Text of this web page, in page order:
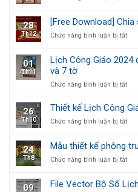
Mới
–
gắn
Tết
&
In
2024
28
Th12
[Free Download]
Chức năng bình luận bị tắtở
file
Lộc
01
Th11
Lịch Công Giáo
và 7 tờ
Chức năng bình luận bị tắtở
2024
treo
tờ,
26
Th10
Thiết kế Lịch Công
Chức năng bình luận bị tắtở
Lịch
Công
Chúc
24
Th8
Mẫu thiết kế phông
Chức năng bình luận bị tắtở
kế
09 File Vector Bộ Số